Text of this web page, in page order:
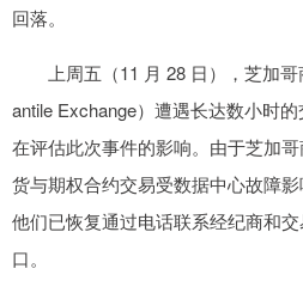
回落。
上周五（11 月 28 日），芝加哥
antile Exchange）遭遇长达数小时
在评估此次事件的影响。由于芝加
货与期权合约交易受数据中心故障
他们已恢复通过电话联系经纪商和
口。